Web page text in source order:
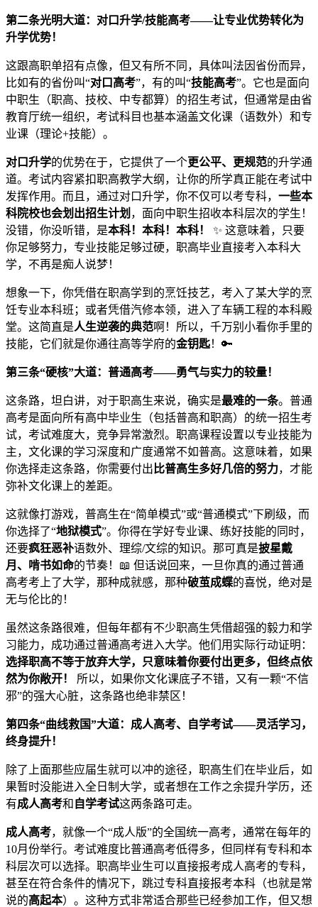
第二条光明大道：对口升学/技能高考——让专业优势转化为
升学优势！
这跟高职单招有点像，但又有所不同，具体叫法因省份而异，
比如有的省份叫“对口高考”，有的叫“技能高考”。它也是面向
中职生（职高、技校、中专都算）的招生考试，但通常是由省
教育厅统一组织，考试科目也基本涵盖文化课（语数外）和专
业课（理论+技能）。
对口升学的优势在于，它提供了一个更公平、更规范的升学通
道。考试内容紧扣职高教学大纲，让你的所学真正能在考试中
发挥作用。而且，通过对口升学，你不仅可以考专科， 一些本
科院校也会划出招生计划 ，面向中职生招收本科层次的学生！
没错，你没听错，是本科！本科！本科！
✨ 这意味着，只要
你足够努力，专业技能足够过硬，职高毕业直接考入本科大
学，不再是痴人说梦！
想象一下，你凭借在职高学到的烹饪技艺，考入了某大学的烹
饪专业本科班；或者凭借汽修本领，进入了车辆工程的本科殿
堂。这简直是人生逆袭的典范啊！所以，千万别小看你手里的
技能，它们就是你通往高等学府的金钥匙！🔑
第三条“硬核”大道：普通高考——勇气与实力的较量！
这条路，坦白讲，对于职高生来说，确实是最难的一条。普通
高考是面向所有高中毕业生（包括普高和职高）的统一招生考
试，考试难度大，竞争异常激烈。职高课程设置以专业技能为
主，文化课的学习深度和广度通常不如普高。这意味着，如果
你选择走这条路，你需要付出 比普高生多好几倍的努力，才能
弥补文化课上的差距。
这就像打游戏，普高生在“简单模式”或“普通模式”下刷级，而
你选择了“地狱模式”。你得在学好专业课、练好技能的同时，
还要疯狂恶补语数外、理综/文综的知识。那可真是披星戴
月、啃书如命的节奏！📖 但话说回来，一旦你真的通过普通
高考考上了大学，那种成就感，那种破茧成蝶的喜悦，绝对是
无与伦比的！
虽然这条路很难，但每年都有不少职高生凭借超强的毅力和学
习能力，成功通过普通高考进入大学。他们用实际行动证明：
选择职高不等于放弃大学，只意味着你要付出更多，但终点依
然为你敞开！
所以，如果你文化课底子不错，又有一颗“不信
邪”的强大心脏，这条路也绝非禁区！
第四条“曲线救国”大道：成人高考、自学考试——灵活学习，
终身提升！
除了上面那些应届生就可以冲的途径，职高生们在毕业后，如
果暂时没能进入全日制大学，或者想在工作之余提升学历，还
有成人高考和 自学考试这两条路可走。
成人高考，就像一个“成人版”的全国统一高考，通常在每年的
10月份举行。考试难度比普通高考低得多，但同样有专科和本
科层次可以选择。职高毕业生可以直接报考成人高考的专科，
甚至在符合条件的情况下，跳过专科直接报考本科（也就是常
说的高起本）。这种方式非常适合那些已经参加工作，但又想